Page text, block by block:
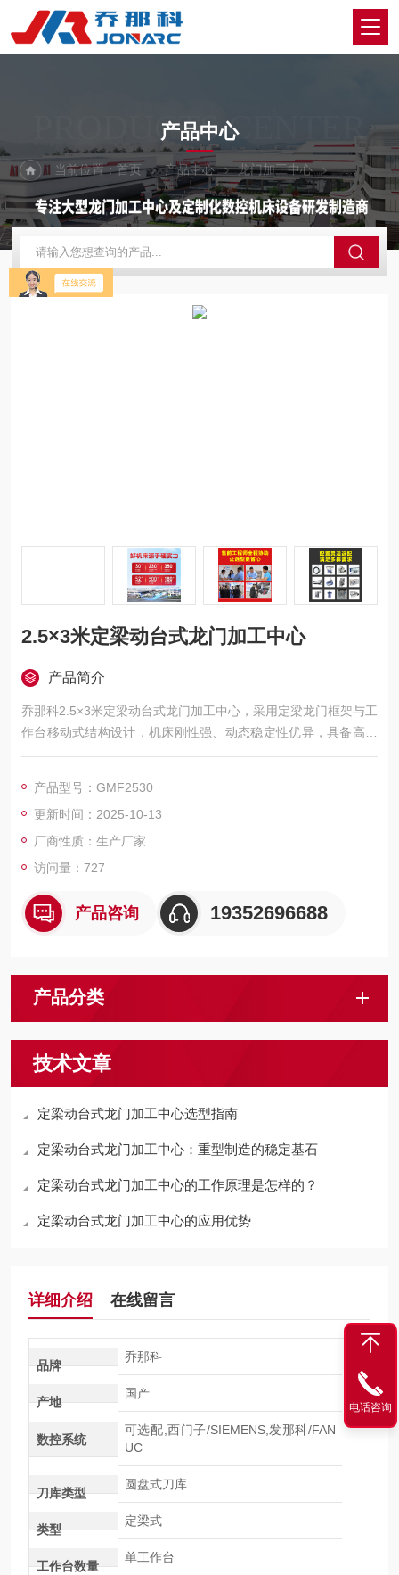
PRODUCTS CENTER
产品中心
当前位置：首页 产品中心 龙门加工中心 定梁动台
2.5×3米定梁动台式龙门加工中心
产品简介
乔那科2.5×3米定梁动台式龙门加工中心，采用定梁龙门框架与工
作台移动式结构设计，机床刚性强、动态稳定性优异，具备高精
度、高效率与强适应性。广泛应用于汽车、电力、工程机械、模
钻、镗、扩、铰、锪、攻丝及三轴联动曲面加工，并支持选配附
件铣头完成五面复合加工。
产品型号：GMF2530
更新时间：2025-10-13
厂商性质：生产厂家
访问量：727
产品咨询 19352696688
产品分类
技术文章
定梁动台式龙门加工中心选型指南
定梁动台式龙门加工中心：重型制造的稳定基石
定梁动台式龙门加工中心的工作原理是怎样的？
定梁动台式龙门加工中心的应用优势
详细介绍 在线留言
品牌
乔那科
产地
国产
数控系统
可选配,西门子/SIEMENS,发那科/FAN
UC
刀库类型
圆盘式刀库
类型
定梁式
工作台数量
单工作台
电话咨询